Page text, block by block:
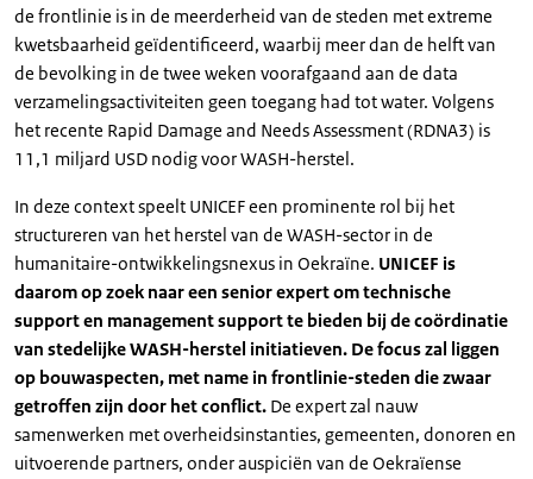
de frontlinie is in de meerderheid van de steden met extreme
kwetsbaarheid geïdentificeerd, waarbij meer dan de helft van
de bevolking in de twee weken voorafgaand aan de data
verzamelingsactiviteiten geen toegang had tot water. Volgens
het recente Rapid Damage and Needs Assessment (RDNA3) is
11,1 miljard USD nodig voor WASH-herstel.
In deze context speelt UNICEF een prominente rol bij het
structureren van het herstel van de WASH-sector in de
humanitaire-ontwikkelingsnexus in Oekraïne. UNICEF is
daarom op zoek naar een senior expert om technische
support en management support te bieden bij de coördinatie
van stedelijke WASH-herstel initiatieven. De focus zal liggen
op bouwaspecten, met name in frontlinie-steden die zwaar
getroffen zijn door het conflict. De expert zal nauw
samenwerken met overheidsinstanties, gemeenten, donoren en
uitvoerende partners, onder auspiciën van de Oekraïense